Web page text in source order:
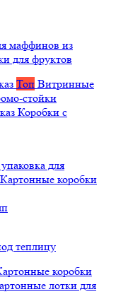
маффинов из
для фруктов
Топ Витринные
стойки
Коробки с
для
Картонные коробки
теплицу
коробки
лотки для